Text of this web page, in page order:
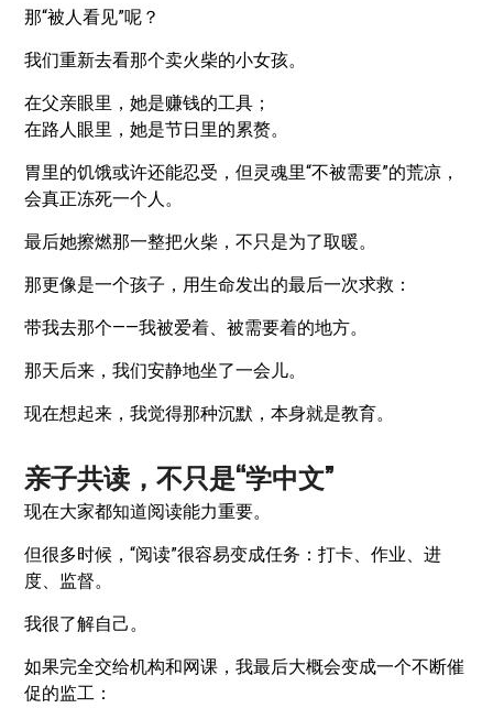
那“被人看见”呢？
我们重新去看那个卖火柴的小女孩。
在父亲眼里，她是赚钱的工具；
在路人眼里，她是节日里的累赘。
胃里的饥饿或许还能忍受，但灵魂里“不被需要”的荒凉，
会真正冻死一个人。
最后她擦燃那一整把火柴，不只是为了取暖。
那更像是一个孩子，用生命发出的最后一次求救：
带我去那个——我被爱着、被需要着的地方。
那天后来，我们安静地坐了一会儿。
现在想起来，我觉得那种沉默，本身就是教育。
亲子共读，不只是“学中文”
现在大家都知道阅读能力重要。
但很多时候，“阅读”很容易变成任务：打卡、作业、进
度、监督。
我很了解自己。
如果完全交给机构和网课，我最后大概会变成一个不断催
促的监工：